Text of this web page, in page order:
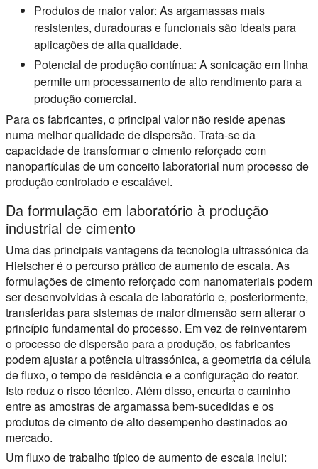
Produtos de maior valor: As argamassas mais
resistentes, duradouras e funcionais são ideais para
aplicações de alta qualidade.
Potencial de produção contínua: A sonicação em linha
permite um processamento de alto rendimento para a
produção comercial.
Para os fabricantes, o principal valor não reside apenas
numa melhor qualidade de dispersão. Trata-se da
capacidade de transformar o cimento reforçado com
nanopartículas de um conceito laboratorial num processo de
produção controlado e escalável.
Da formulação em laboratório à produção
industrial de cimento
Uma das principais vantagens da tecnologia ultrassónica da
Hielscher é o percurso prático de aumento de escala. As
formulações de cimento reforçado com nanomateriais podem
ser desenvolvidas à escala de laboratório e, posteriormente,
transferidas para sistemas de maior dimensão sem alterar o
princípio fundamental do processo. Em vez de reinventarem
o processo de dispersão para a produção, os fabricantes
podem ajustar a potência ultrassónica, a geometria da célula
de fluxo, o tempo de residência e a configuração do reator.
Isto reduz o risco técnico. Além disso, encurta o caminho
entre as amostras de argamassa bem-sucedidas e os
produtos de cimento de alto desempenho destinados ao
mercado.
Um fluxo de trabalho típico de aumento de escala inclui: